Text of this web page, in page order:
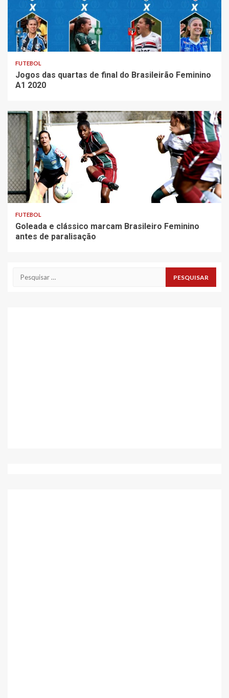
FUTEBOL
Jogos das quartas de final do Brasileirão Feminino
A1 2020
FUTEBOL
Goleada e clássico marcam Brasileiro Feminino
antes de paralisação
Pesquisar